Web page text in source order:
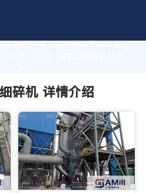
制造厂家，我们致力于为您量
方案。获取厂家直销报价及技术
碎机 详情介绍